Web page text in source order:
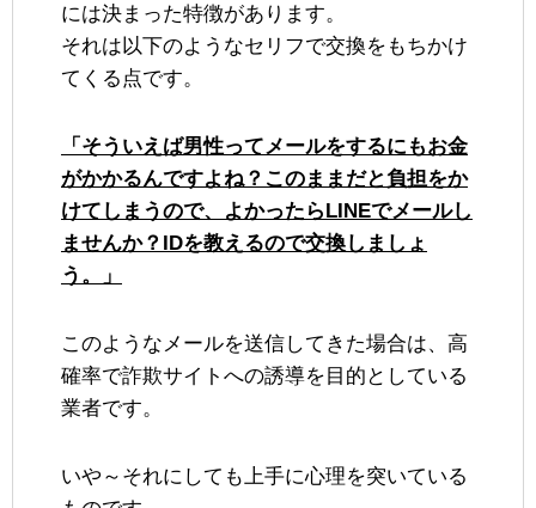
には決まった特徴があります。
それは以下のようなセリフで交換をもちかけ
てくる点です。
「そういえば男性ってメールをするにもお金
がかかるんですよね？このままだと負担をか
けてしまうので、よかったらLINEでメールし
ませんか？IDを教えるので交換しましょ
う。」
このようなメールを送信してきた場合は、高
確率で詐欺サイトへの誘導を目的としている
業者です。
いや～それにしても上手に心理を突いている